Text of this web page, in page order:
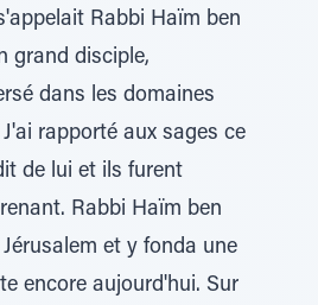
Rabbi Haïm ben
grand disciple,
dans les domaines
rapporté aux sages ce
de lui et ils furent
Rabbi Haïm ben
et y fonda une
encore aujourd'hui. Sur